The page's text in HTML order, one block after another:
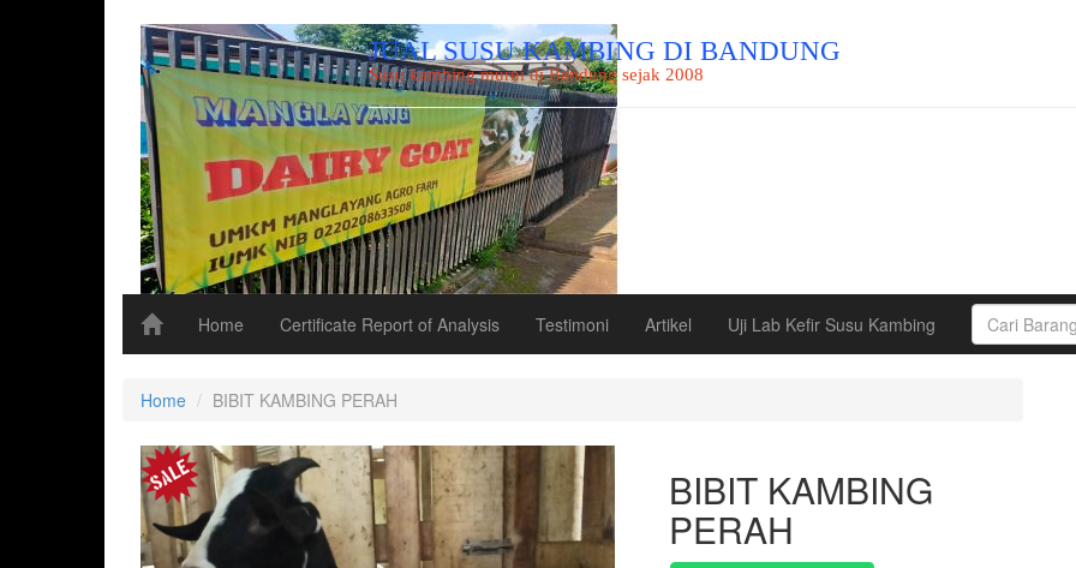
JUAL SUSU KAMBING DI BANDUNG
Susu kambing murni di Bandung sejak 2008
Home Certificate Report of Analysis Testimoni Artikel Uji Lab Kefir Susu Kambing
Home BIBIT KAMBING PERAH
BIBIT KAMBING
PERAH